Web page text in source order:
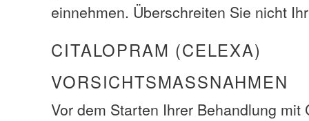
einnehmen. Überschreiten Sie nicht
CITALOPRAM (CELEXA)
VORSICHTSMASSNAHMEN
Vor dem Starten Ihrer Behandlung mit